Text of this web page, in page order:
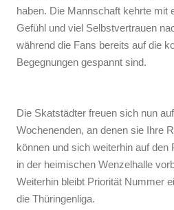
haben. Die Mannschaft kehrte mit
Gefühl und viel Selbstvertrauen
während die Fans bereits auf die
Begegnungen gespannt sind.
Die Skatstädter freuen sich nun
Wochenenden, an denen sie Ihre
können und sich weiterhin auf den
in der heimischen Wenzelhalle
Weiterhin bleibt Priorität Nummer
die Thüringenliga.